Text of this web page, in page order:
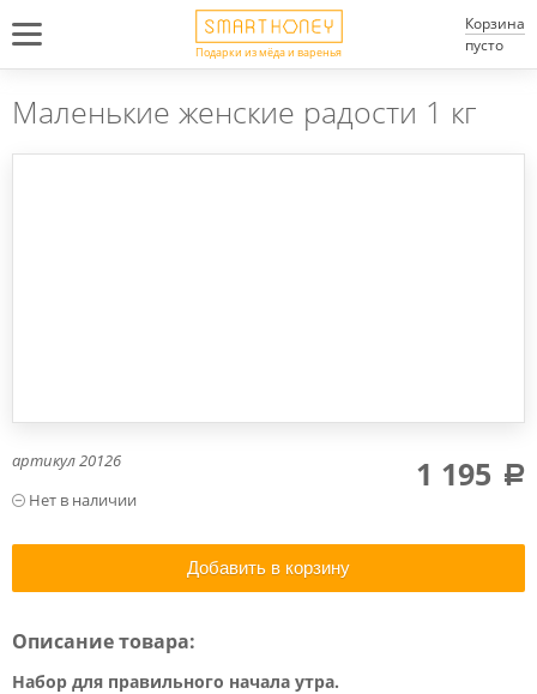
Подарки из мёда и варенья
Корзина
пусто
Маленькие женские радости 1 кг
артикул20126 1 195 a
Добавить в корзину
Описание товара:
Набор для правильного начала утра.